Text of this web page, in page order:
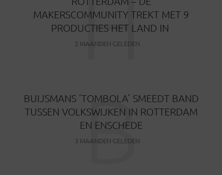
MAKERSCOMMUNITY TREKT MET 9
PRODUCTIES HET LAND IN
2 MAANDEN GELEDEN
H
BUIJSMANS ‘TOMBOLA’ SMEEDT BAND
TUSSEN VOLKSWIJKEN IN ROTTERDAM
EN ENSCHEDE
3 MAANDEN GELEDEN
B